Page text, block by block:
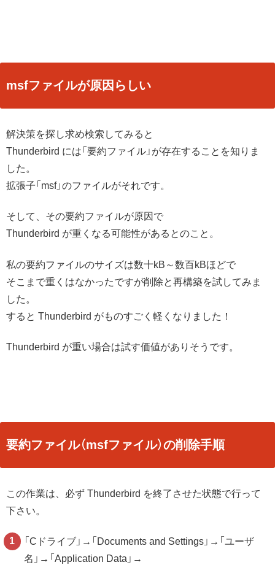
msfファイルが原因らしい
解決策を探し求め検索してみると
Thunderbird には「要約ファイル」が存在することを知りま
した。
拡張子「msf」のファイルがそれです。
そして、その要約ファイルが原因で
Thunderbird が重くなる可能性があるとのこと。
私の要約ファイルのサイズは数十kB～数百kBほどで
そこまで重くはなかったですが削除と再構築を試してみま
した。
すると Thunderbird がものすごく軽くなりました！
Thunderbird が重い場合は試す価値がありそうです。
要約ファイル（msfファイル）の削除手順
この作業は、必ず Thunderbird を終了させた状態で行って
下さい。
「Cドライブ」→「Documents and Settings」→「ユーザ
名」→「Application Data」→